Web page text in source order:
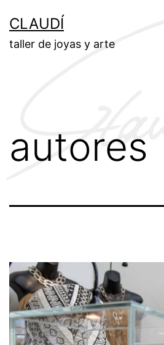
Inhalt
springen
CLAUDÍ
taller de joyas y arte
autores